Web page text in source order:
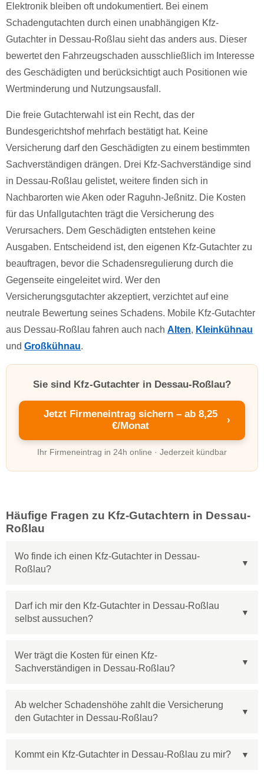
Elektronik bleiben oft undokumentiert. Bei einem
Schadengutachten durch einen unabhängigen Kfz-
Gutachter in Dessau-Roßlau sieht das anders aus. Dieser
bewertet den Fahrzeugschaden ausschließlich im Interesse
des Geschädigten und berücksichtigt auch Positionen wie
Wertminderung und Nutzungsausfall.
Die freie Gutachterwahl ist ein Recht, das der
Bundesgerichtshof mehrfach bestätigt hat. Keine
Versicherung darf den Geschädigten zu einem bestimmten
Sachverständigen drängen. Drei Kfz-Sachverständige sind
in Dessau-Roßlau gelistet, weitere finden sich in
Nachbarorten wie Aken oder Raguhn-Jeßnitz. Die Kosten
für das Unfallgutachten trägt die Versicherung des
Verursachers. Dem Geschädigten entstehen keine
Ausgaben. Entscheidend ist, den eigenen Kfz-Gutachter zu
beauftragen, bevor die Schadensregulierung durch die
Gegenseite eingeleitet wird. Wer den
Versicherungsgutachter akzeptiert, verzichtet auf eine
neutrale Bewertung seines Schadens. Mobile Kfz-Gutachter
aus Dessau-Roßlau fahren auch nach Alten, Kleinkühnau
und Großkühnau.
Sie sind Kfz-Gutachter in Dessau-Roßlau?
Jetzt Firmeneintrag sichern – ab 8,25
€/Monat
›
Ihr Firmeneintrag in 24h online · Jederzeit kündbar
Häufige Fragen zu Kfz-Gutachtern in Dessau-
Roßlau
Wo finde ich einen Kfz-Gutachter in Dessau-
Roßlau?
Darf ich mir den Kfz-Gutachter in Dessau-Roßlau
selbst aussuchen?
Wer trägt die Kosten für einen Kfz-
Sachverständigen in Dessau-Roßlau?
Ab welcher Schadenshöhe zahlt die Versicherung
den Gutachter in Dessau-Roßlau?
Kommt ein Kfz-Gutachter in Dessau-Roßlau zu mir?